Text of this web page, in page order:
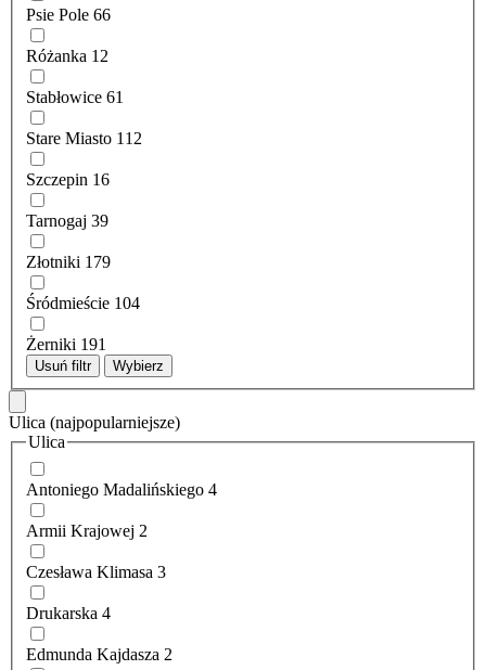
Psie Pole 66
Różanka 12
Stabłowice 61
Stare Miasto 112
Szczepin 16
Tarnogaj 39
Złotniki 179
Śródmieście 104
Żerniki 191
Usuń filtr Wybierz
Ulica (najpopularniejsze)
Ulica
Antoniego Madalińskiego 4
Armii Krajowej 2
Czesława Klimasa 3
Drukarska 4
Edmunda Kajdasza 2